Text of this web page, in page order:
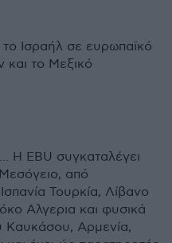
Ισραήλ σε ευρωπαϊκό
το Μεξικό
Η EBU συγκαταλέγει
από
Τουρκία, Λίβανο
Αλγερια και φυσικά
Καυκάσου, Αρμενία,